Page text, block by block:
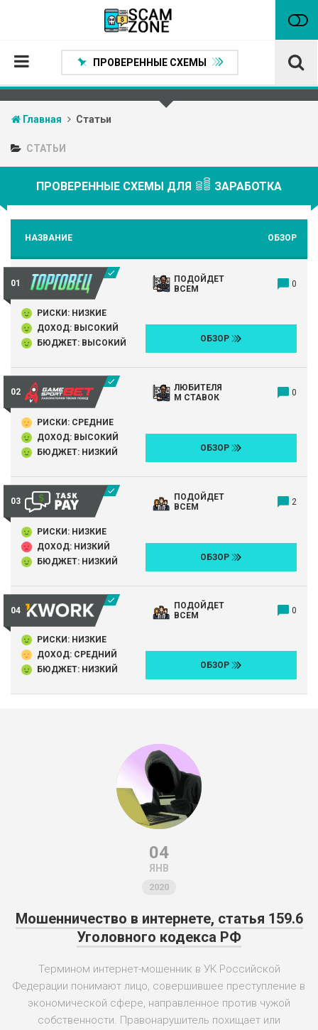
Проверенные способы заработка
Нейтральные
Статьи
ПРОВЕРЕННЫЕ СХЕМЫ
Главная Статьи
СТАТЬИ
ПРОВЕРЕННЫЕ СХЕМЫ ДЛЯ ЗАРАБОТКА
НАЗВАНИЕ ОБЗОР
ПОДОЙДЕТ
ВСЕМ
0
РИСКИ: НИЗКИЕ
ДОХОД: ВЫСОКИЙ
БЮДЖЕТ: ВЫСОКИЙ
ОБЗОР
ЛЮБИТЕЛЯ
М СТАВОК
0
РИСКИ: СРЕДНИЕ
ДОХОД: ВЫСОКИЙ
БЮДЖЕТ: НИЗКИЙ
ОБЗОР
ПОДОЙДЕТ
ВСЕМ
2
РИСКИ: НИЗКИЕ
ДОХОД: НИЗКИЙ
БЮДЖЕТ: НИЗКИЙ
ОБЗОР
ПОДОЙДЕТ
ВСЕМ
0
РИСКИ: НИЗКИЕ
ДОХОД: СРЕДНИЙ
БЮДЖЕТ: НИЗКИЙ
ОБЗОР
04
ЯНВ
2020
Мошенничество в интернете, статья 159.6
Уголовного кодекса РФ
Термином интернет-мошенник в УК Российской
Федерации понимают лицо, совершившее преступление в
экономической сфере, направленное против чужой
собственности. Правонарушитель похищает или